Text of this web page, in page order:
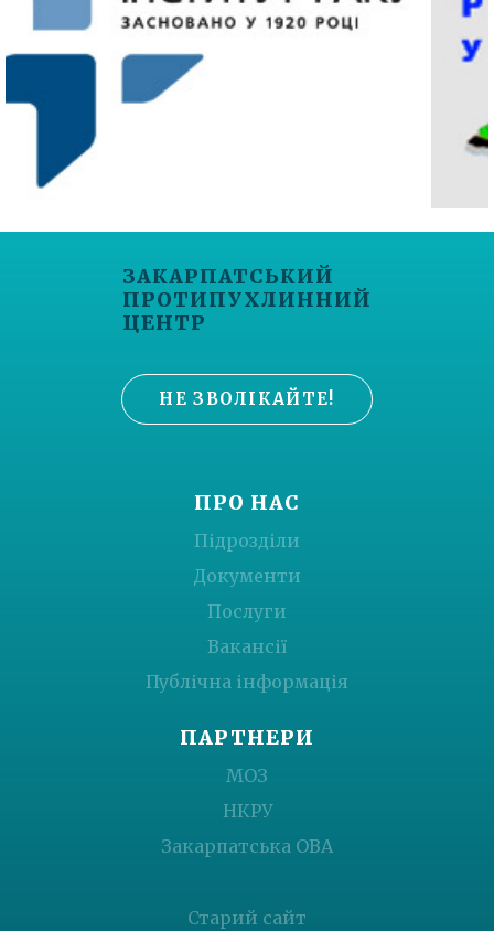
ЗАКАРПАТСЬКИЙ
ПРОТИПУХЛИННИЙ
ЦЕНТР
НЕ ЗВОЛІКАЙТЕ!
ПРО НАС
Підрозділи
Документи
Послуги
Вакансії
Публічна інформація
ПАРТНЕРИ
МОЗ
НКРУ
Закарпатська ОВА
Старий сайт